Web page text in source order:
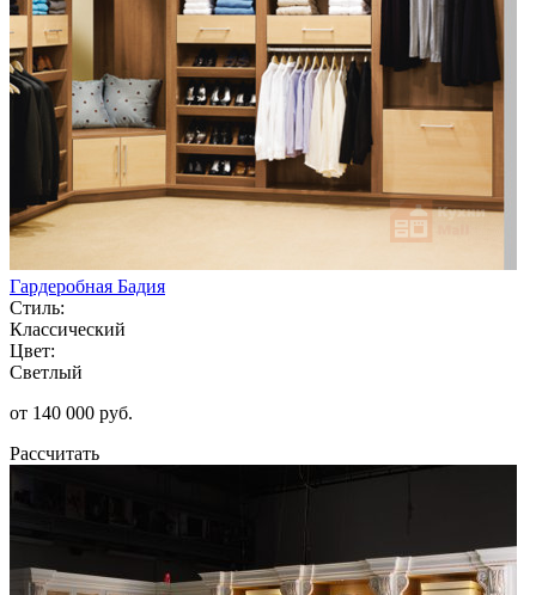
Гардеробная Бадия
Стиль:
Классический
Цвет:
Светлый
от 140 000 руб.
Рассчитать